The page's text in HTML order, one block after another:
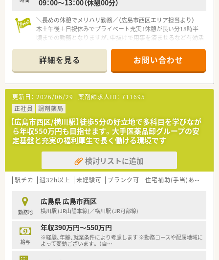
等々…
少しでも気になった方はお問い合わせくださいませ
スです。
新卒採用に関しても中国地方で最も入社人数が多い法人で
す。
薬剤師の平均年齢は33歳です。
■調剤薬局部門で採用された薬剤師の業務は
調剤業務（調剤・投薬・監査・在宅）がメインとなり、
レジ打ちなどはございません。
OTCについての知識も深まるためこれから必要な「マルチの
力」が身につきます。
■セルフメディケーションの支援として、医療・保険・福祉・マタ
ニティ等、
様々なテーマで健康セミナーを年間130回以上開催していま
す。
■医療事務との業務分担を行い、薬剤師の業務負担軽減を行って
います。
■近隣に店舗数が多く、フォロー体制も整っています。
■働き方改革に沿って、有給休暇消化が促進されています。
■残業については「サービス残業」はございません。
各店舗基本的に残業は少ないため、調剤併設店でも18時半～
19時までに
※繁忙期等は科目によって残業が発生してしまう可能性はご
ざいます。
＜こんな方にもオススメ＞
■ドラッグストア業界に興味がある方
■若い世代も活躍している法人で働きたい方
09：00～13：00（休憩00分）
＼長めの休憩でメリハリ勤務／（広島市西区エリア担当より）
木土午後＋日祝休みでプライベート充実！休憩が長い分18時半
頃までの勤務となりますが、中抜けで用事を済ませるなど有効活
＊------------------------------------------＊
【店舗情報と応需状況について】
■最寄り駅から徒歩13分ほどの場所に位置し、車通勤も可能な
ため快適にアクセスしていただくことができます。
■近隣の内科クリニックからの処方箋をメインに応需しており、
1日の対応枚数は10〜15枚程度と落ち着いています。
■在宅業務がないため外来の患者様に集中でき、自動分包機など
の設備も活用して効率よく調剤を進められる環境です。
【募集背景と求める人物像について】
■今後のより良い薬局運営を見据えた定期採用であり、長期的に
ご活躍いただける正社員の薬剤師を募集しています。
■地域に根ざした医療を提供するため、患者様に寄り添い丁寧な
服薬指導やコミュニケーションができる方を求めます。
■他のスタッフと連携を取りながら、協調性を持って日々の業務
【法人特徴について】
■広島県内と岡山県内において、中心部から郊外までグループ全
体で約20店舗を展開しているチェーン薬局です。
■保険調剤事業にとどまらず、一般薬や健康食品などの販売など
地域に根ざした幅広い事業を展開している企業です。
■患者様の生活の質向上に寄与するため、食事や介護における提
詳細を見る お問い合わせ
更新日： 2026/06/29 薬剤師求人ID： 711695
正社員
調剤薬局
【広島市西区/横川駅】徒歩5分の好立地で多科目を学びなが
ら年収550万円も目指せます。大手医薬品卸グループの安
定基盤と充実の福利厚生で長く働ける環境です
検討リストに追加
駅チカ 週32h以上 未経験可 ブランク可 住宅補助(手当)あり
勤務地
広島県 広島市西区
横川駅 (JR山陽本線)／横川駅 (JR可部線)
給与
年収390万円～550万円
※経験、年齢、就業条件により考慮します ※勤務コースや配属地域に
よって変動ございます。 （自…